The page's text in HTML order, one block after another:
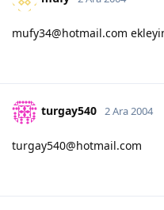
mufy34@hotmail.com
turgay540 2 Ara 2004
turgay540@hotmail.com